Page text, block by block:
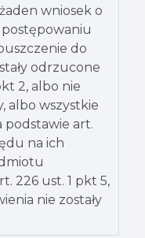
wniosek o
do
odrzucone
2, albo nie
albo wszystkie
podstawie art.
na ich
226 ust. 1 pkt 5,
nie zostały